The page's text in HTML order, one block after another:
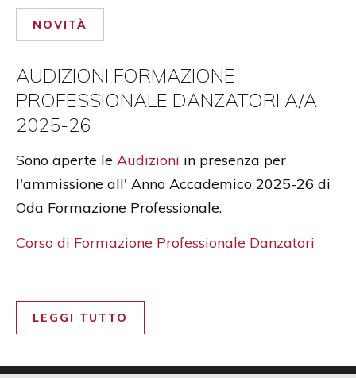
NOVITÀ
AUDIZIONI FORMAZIONE
PROFESSIONALE DANZATORI A/A
2025-26
Sono aperte le Audizioni in presenza per
l'ammissione all' Anno Accademico 2025-26 di
Oda Formazione Professionale.
Corso di Formazione Professionale Danzatori
LEGGI TUTTO